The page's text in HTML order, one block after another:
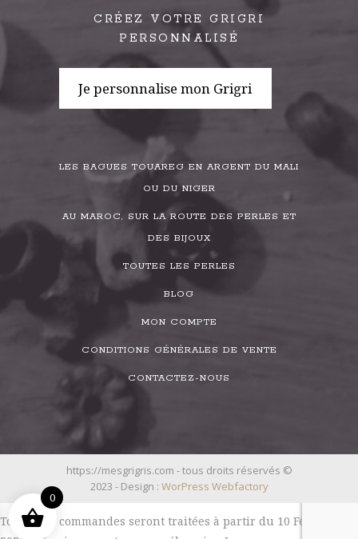
CRÉEZ VOTRE GRIGRI
PERSONNALISÉ
Je personnalise mon Grigri
LES BAGUES TOUAREG EN ARGENT DU MALI
OU DU NIGER
AU MAROC, SUR LA ROUTE DES PERLES ET
DES BIJOUX
TOUTES LES PERLES
BLOG
MON COMPTE
CONDITIONS GÉNÉRALES DE VENTE
CONTACTEZ-NOUS
https://mesgrigris.com - tous droits réservés ©
2023 - Design : WorPress Webfactory
Toutes les commandes seront traitées à partir du 10 Février
0